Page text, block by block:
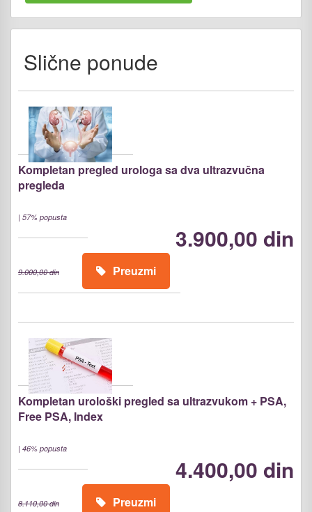
Slične ponude
Kompletan pregled urologa sa dva ultrazvučna
pregleda
| 57% popusta
3.900,00 din
9.000,00 din Preuzmi
Kompletan urološki pregled sa ultrazvukom + PSA,
Free PSA, Index
| 46% popusta
4.400,00 din
8.110,00 din Preuzmi